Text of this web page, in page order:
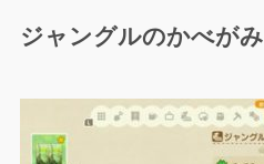
ジャングルのかべがみ